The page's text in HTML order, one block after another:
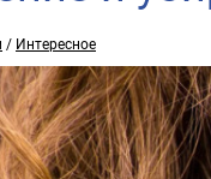
/ Интересное